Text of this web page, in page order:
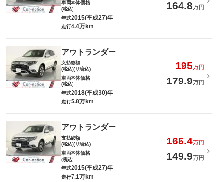
車両本体価格
(税込)
164.8万円
年式2015(平成27)年
走行4.4万km
アウトランダー
支払総額
(税込)(リ済込)
195万円
車両本体価格
(税込)
179.9万円
年式2018(平成30)年
走行5.8万km
アウトランダー
支払総額
(税込)(リ済込)
165.4万円
車両本体価格
(税込)
149.9万円
年式2015(平成27)年
走行7.1万km